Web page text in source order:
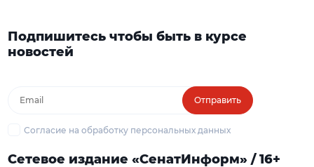
Подпишитесь чтобы быть в курсе
новостей
Отправить
Согласие на обработку персональных данных
Сетевое издание «СенатИнформ» / 16+